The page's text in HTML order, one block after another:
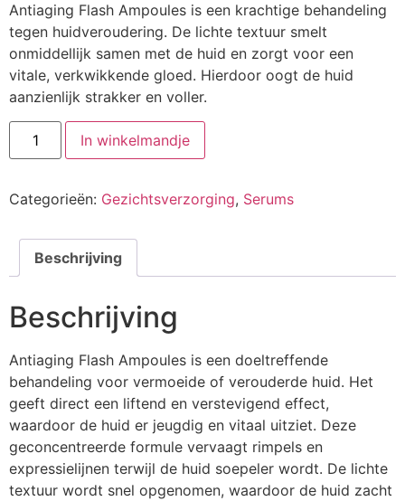
Antiaging Flash Ampoules is een krachtige behandeling
tegen huidveroudering. De lichte textuur smelt
onmiddellijk samen met de huid en zorgt voor een
vitale, verkwikkende gloed. Hierdoor oogt de huid
aanzienlijk strakker en voller.
Antiaging
flash
ampoules
In winkelmandje
Categorieën: Gezichtsverzorging, Serums
Beschrijving
Beschrijving
Antiaging Flash Ampoules is een doeltreffende
behandeling voor vermoeide of verouderde huid. Het
geeft direct een liftend en verstevigend effect,
waardoor de huid er jeugdig en vitaal uitziet. Deze
geconcentreerde formule vervaagt rimpels en
expressielijnen terwijl de huid soepeler wordt. De lichte
textuur wordt snel opgenomen, waardoor de huid zacht